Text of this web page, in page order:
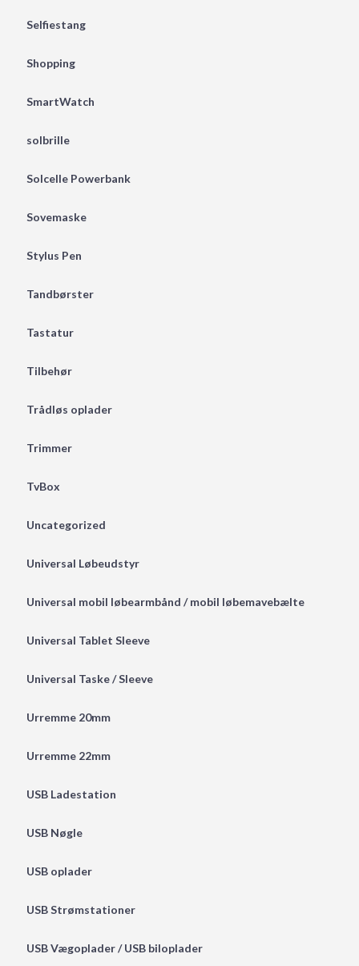
Selfiestang
Shopping
SmartWatch
solbrille
Solcelle Powerbank
Sovemaske
Stylus Pen
Tandbørster
Tastatur
Tilbehør
Trådløs oplader
Trimmer
TvBox
Uncategorized
Universal Løbeudstyr
Universal mobil løbearmbånd / mobil løbemavebælte
Universal Tablet Sleeve
Universal Taske / Sleeve
Urremme 20mm
Urremme 22mm
USB Ladestation
USB Nøgle
USB oplader
USB Strømstationer
USB Vægoplader / USB biloplader